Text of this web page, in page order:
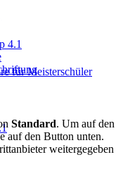
für Meisterschüler
4.1
Standard. Um auf den
auf den Button unten.
weitergegeben